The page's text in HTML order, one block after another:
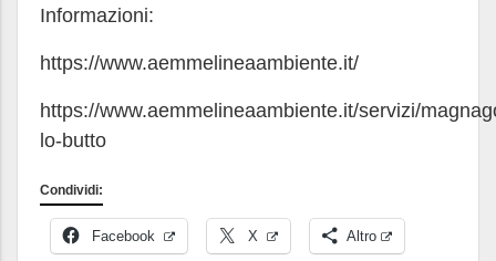
Informazioni:
https://www.aemmelineaambiente.it/
https://www.aemmelineaambiente.it/servizi/
lo-butto
Condividi:
Facebook X Altro